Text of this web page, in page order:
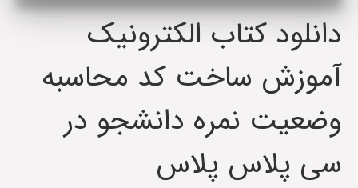
دانلود کتاب الکترونیک
آموزش ساخت کد محاسبه
وضعیت نمره دانشجو در
سی پلاس پلاس